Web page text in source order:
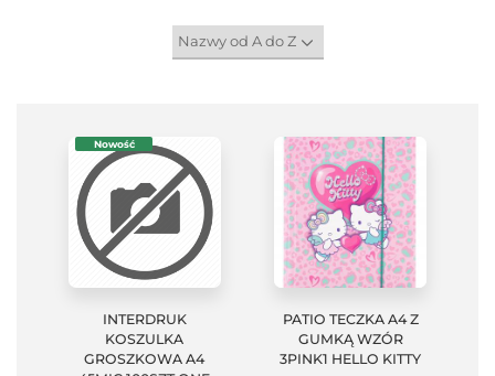
Nowość
INTERDRUK
KOSZULKA
GROSZKOWA A4
PATIO TECZKA A4 Z
GUMKĄ WZÓR
3PINK1 HELLO KITTY